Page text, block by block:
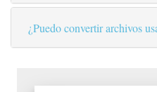
¿Puedo convertir archivos